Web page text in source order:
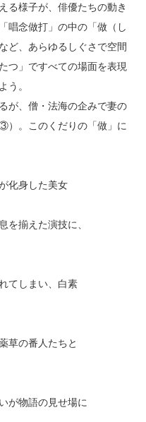
る様子が、俳優たちの動き
唱念做打」の中の「做（し
ど、あらゆるしぐさで空間
つ」ですべての場面を表現
う。
が、僧・法海の企みで妻の
）。このくだりの「做」に
化身した美女
揃えた演技に、
てしまい、白素
草の番人たちと
が物語の見せ場に